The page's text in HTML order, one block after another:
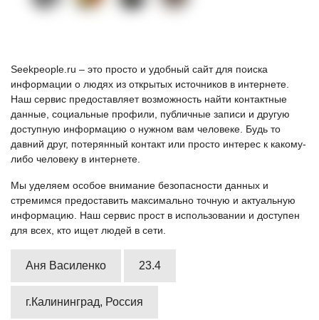
Seekpeople.ru – это просто и удобный сайт для поиска
информации о людях из открытых источников в интернете.
Наш сервис предоставляет возможность найти контактные
данные, социальные профили, публичные записи и другую
доступную информацию о нужном вам человеке. Будь то
давний друг, потерянный контакт или просто интерес к какому-
либо человеку в интернете.
Мы уделяем особое внимание безопасности данных и
стремимся предоставить максимально точную и актуальную
информацию. Наш сервис прост в использовании и доступен
для всех, кто ищет людей в сети.
Аня Василенко 23.4
г.Калининград, Россия